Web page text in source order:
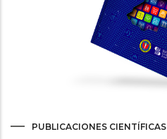
PUBLICACIONES CIENTÍFICAS